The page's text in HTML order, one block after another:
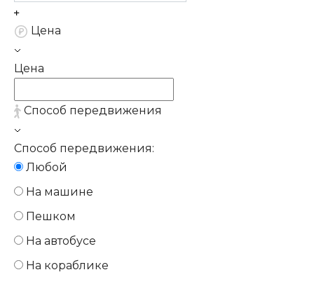
Цена
Цена
Способ передвижения
Способ передвижения:
Любой
На машине
Пешком
На автобусе
На кораблике